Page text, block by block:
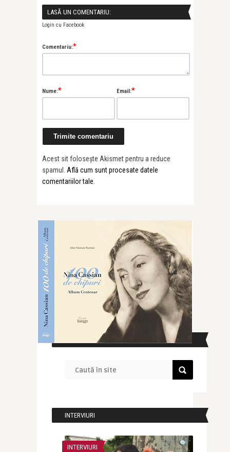
LASĂ UN COMENTARIU:
Login cu Facebook
Comentariu:*
Nume:* Email:*
Acest sit folosește Akismet pentru a reduce
spamul. Află cum sunt procesate datele
comentariilor tale.
CAUTĂ ÎN SITE
INTERVIURI
INTERVIURI